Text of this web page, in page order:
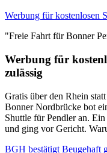
Werbung für kostenlosen
"Freie Fahrt für Bonner
Werbung für
zulässig
Gratis über den Rhein
Bonner Nordbrücke bot
Shuttle für Pendler an.
und ging vor Gericht.
BGH bestätigt Beugehaft